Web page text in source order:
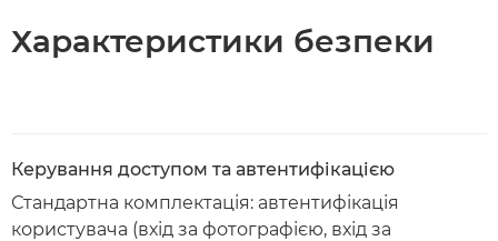
Характеристики безпеки
Керування доступом та автентифікацією
Стандартна комплектація: автентифікація
користувача (вхід за фотографією, вхід за